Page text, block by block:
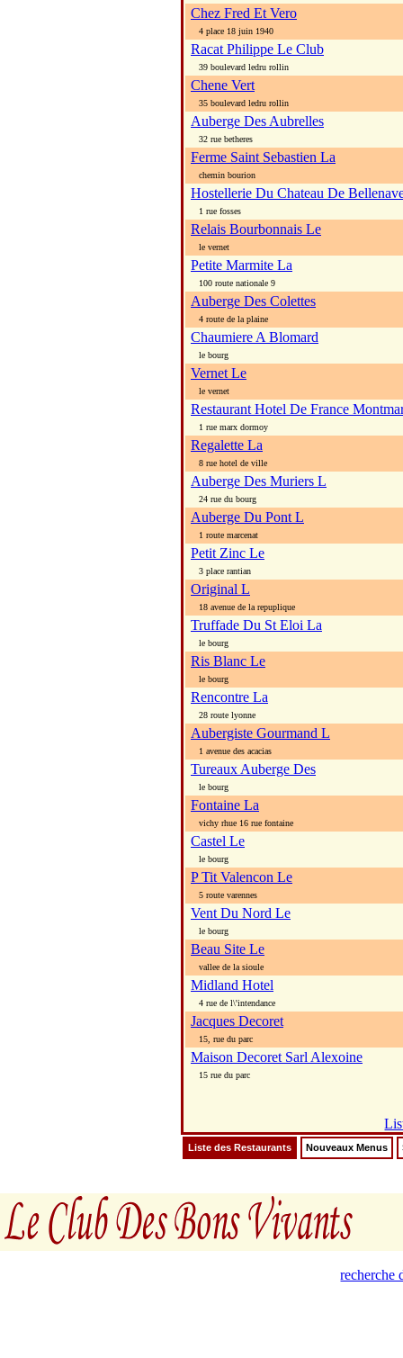
Chez Fred Et Vero
4 place 18 juin 1940
Racat Philippe Le Club
39 boulevard ledru rollin
Chene Vert
35 boulevard ledru rollin
Auberge Des Aubrelles
32 rue betheres
Ferme Saint Sebastien La
chemin bourion
Hostellerie Du Chateau De
1 rue fosses
Relais Bourbonnais Le
le vernet
Petite Marmite La
100 route nationale 9
Auberge Des Colettes
4 route de la plaine
Chaumiere A Blomard
le bourg
Vernet Le
le vernet
Restaurant Hotel De France
1 rue marx dormoy
Regalette La
8 rue hotel de ville
Auberge Des Muriers L
24 rue du bourg
Auberge Du Pont L
1 route marcenat
Petit Zinc Le
3 place rantian
Original L
18 avenue de la repuplique
Truffade Du St Eloi La
le bourg
Ris Blanc Le
le bourg
Rencontre La
28 route lyonne
Aubergiste Gourmand L
1 avenue des acacias
Tureaux Auberge Des
le bourg
Fontaine La
vichy rhue 16 rue fontaine
Castel Le
le bourg
P Tit Valencon Le
5 route varennes
Vent Du Nord Le
le bourg
Beau Site Le
vallee de la sioule
Midland Hotel
4 rue de l\'intendance
Jacques Decoret
15, rue du parc
Maison Decoret Sarl Alexoine
15 rue du parc
Liste des Restaurants Nouveaux Menus
recherche